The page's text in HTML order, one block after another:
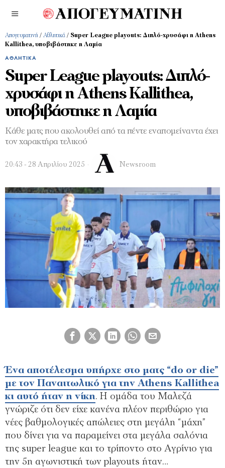
Απογευματινή / Αθλητικά / Super League playouts: Διπλό-χρυσάφι η Athens
Kallithea, υποβιβάστηκε η Λαμία
ΑΘΛΗΤΙΚΆ
Super League playouts: Διπλό-
χρυσάφι η Athens Kallithea,
υποβιβάστηκε η Λαμία
Κάθε ματς που ακολουθεί από τα πέντε εναπομείναντα έχει
τον χαρακτήρα τελικού
20:43 - 28 Απριλίου 2025 Newsroom
Ένα αποτέλεσμα υπήρχε στο ματς “do or die”
με τον Παναιτωλικό για την Athens Kallithea
κι αυτό ήταν η νίκη. Η ομάδα του Μαλεζά
γνώριζε ότι δεν είχε κανένα πλέον περιθώριο για
νέες βαθμολογικές απώλειες στη μεγάλη “μάχη”
που δίνει για να παραμείνει στα μεγάλα σαλόνια
της super league και το τρίποντο στο Αγρίνιο για
την 5η αγωνιστική των playouts ήταν…